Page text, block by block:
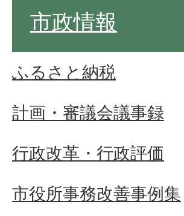
市政情報
ふるさと納税
計画・審議会議事録
行政改革・行政評価
市役所事務改善事例集